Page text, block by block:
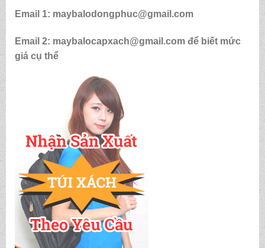
Email 1: maybalodongphuc@gmail.com
Email 2: maybalocapxach@gmail.com để biết mức
giá cụ thể